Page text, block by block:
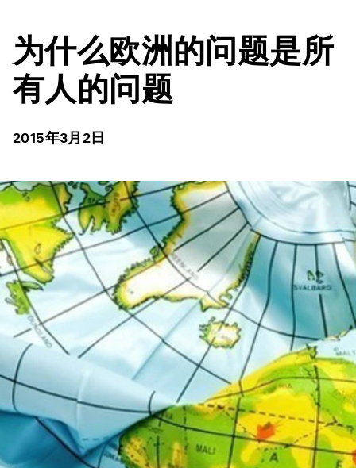
为什么欧洲的问题是所
有人的问题
2015年3月2日